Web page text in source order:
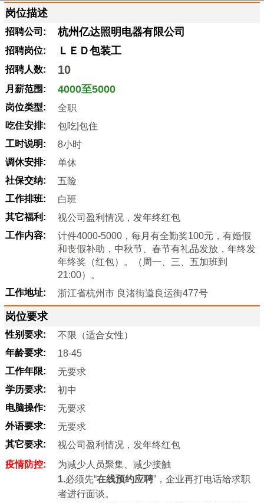
岗位描述
招聘公司: 杭州亿达照明电器有限公司
招聘岗位: ＬＥＤ包装工
招聘人数: 10
月薪范围: 4000至5000
岗位类型:
全职
吃住安排:
包吃|包住
工时说明:
8小时
调休安排:
单休
社保交纳:
五险
工作排班:
白班
其它福利:
视公司盈利情况，发年终红包
工作内容:
计件4000-5000，每月有全勤奖100元，有婚假
和丧假补助，中秋节、春节有礼品发放，年终发
年终奖（红包）。（周一、三、五加班到
21:00）。
工作地址:
浙江省杭州市 良渚街道良运街477号
岗位要求
性别要求:
不限（适合女性）
年龄要求:
18-45
工作年限:
无要求
学历要求:
初中
电脑操作:
无要求
外语要求:
无要求
其它要求:
视公司盈利情况，发年终红包
疫情防控:
为减少人员聚集、减少接触
1.必须先“在线预约应聘”，企业再打电话给求职
者进行面谈。